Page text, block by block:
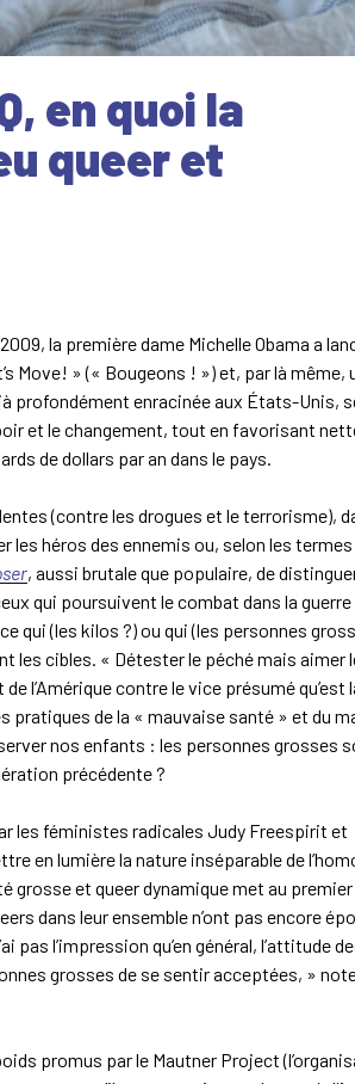
en quoi la
queer et
la première dame Michelle Obama a
Move! » (« Bougeons ! ») et, par là même,
profondément enracinée aux États-Unis,
et le changement, tout en favorisant
de dollars par an dans le pays.
(contre les drogues et le terrorisme),
héros des ennemis ou, selon les termes
, aussi brutale que populaire, de
qui poursuivent le combat dans la
qui (les kilos ?) ou qui (les personnes
les cibles. « Détester le péché mais aimer
l’Amérique contre le vice présumé qu’est
de la « mauvaise santé » et du
nos enfants : les personnes grosses
précédente ?
les féministes radicales Judy Freespirit et
en lumière la nature inséparable de
grosse et queer dynamique met au premier
dans leur ensemble n’ont pas encore
l’impression qu’en général, l’attitude
grosses de se sentir acceptées, »
promus par le Mautner Project